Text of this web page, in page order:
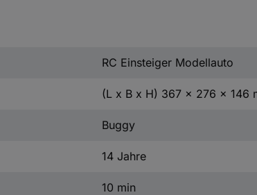
RC Einsteiger Modellauto
(L x B x H) 367 x 276 x 146
Buggy
14 Jahre
10 min